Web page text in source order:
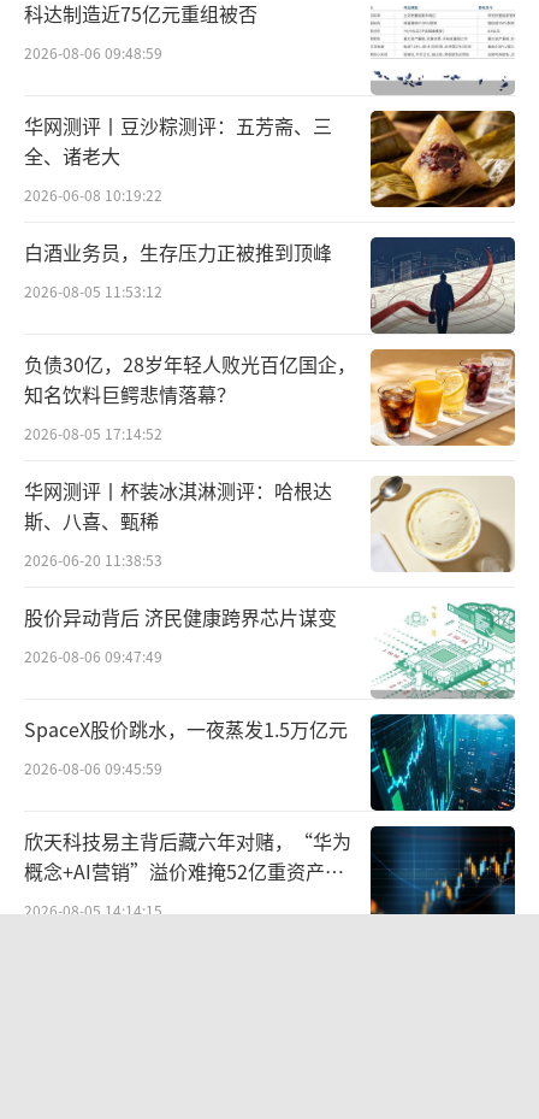
出于对品牌调性的极端需求。经济形势越
低迷，顶级奢侈品就越需要维持其独特性，抓
住富人的心。类似爱马仕铂金包这样均价高达
十五万人民币左右的手袋，只有那些对不确定
的经济形势有较强免疫力的消费者才买得起。
同是奢侈品为啥差距这么大？
近年来，全球奢侈品市场呈现显著分化趋
势：以GUCCI为代表的传统奢侈品牌面临增长
乏力，而爱马仕则逆势保持强劲增长，我们该
首先，奢侈品鄙视链让爱马仕占尽优势。
在中国，奢侈品鄙视链的存在几乎是大家公认
科达制造近75亿元重组被否
2026-08-06 09:48:59
华网测评丨豆沙粽测评：五芳斋、三
全、诸老大
2026-06-08 10:19:22
白酒业务员，生存压力正被推到顶峰
2026-08-05 11:53:12
负债30亿，28岁年轻人败光百亿国企，
知名饮料巨鳄悲情落幕？
2026-08-05 17:14:52
华网测评丨杯装冰淇淋测评：哈根达
斯、八喜、甄稀
2026-06-20 11:38:53
股价异动背后 济民健康跨界芯片谋变
2026-08-06 09:47:49
SpaceX股价跳水，一夜蒸发1.5万亿元
2026-08-06 09:45:59
欣天科技易主背后藏六年对赌，“华为
概念+AI营销”溢价难掩52亿重资产考
验
2026-08-05 14:14:15